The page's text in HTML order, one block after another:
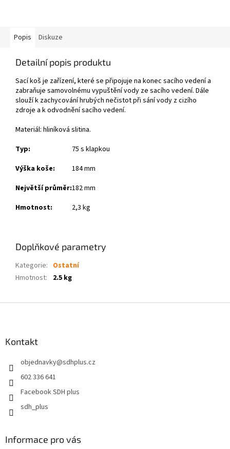
Popis Diskuze
Detailní popis produktu
Sací koš je zařízení, které se připojuje na konec sacího vedení a
zabraňuje samovolnému vypuštění vody ze sacího vedení. Dále
slouží k zachycování hrubých nečistot při sání vody z cizího
zdroje a k odvodnění sacího vedení.
Materiál: hliníková slitina.
Typ:
75 s klapkou
Výška koše:
184 mm
Největší průměr:182 mm
Hmotnost:
2,3 kg
Doplňkové parametry
Kategorie: Ostatní
Hmotnost: 2.5 kg
Kontakt
objednavky@sdhplus.cz
602 336 641
Facebook SDH plus
sdh_plus
Informace pro vás